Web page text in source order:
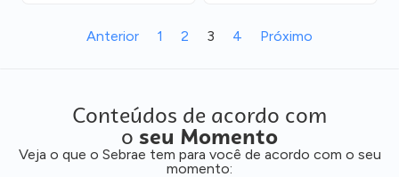
Anterior 1 2 3 4 Próximo
Conteúdos de acordo com
o seu Momento
Veja o que o Sebrae tem para você de acordo com o seu
momento: